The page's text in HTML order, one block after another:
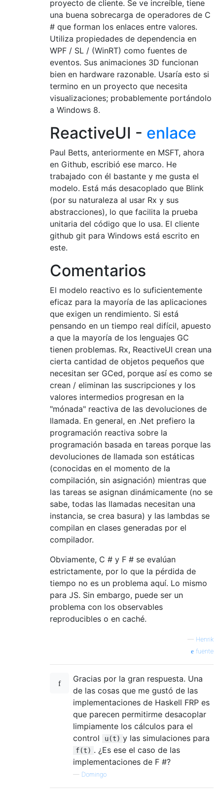
proyecto de cliente. Se ve increíble, tiene
una buena sobrecarga de operadores de C
# que forman los enlaces entre valores.
Utiliza propiedades de dependencia en
WPF / SL / (WinRT) como fuentes de
eventos. Sus animaciones 3D funcionan
bien en hardware razonable. Usaría esto si
termino en un proyecto que necesita
visualizaciones; probablemente portándolo
a Windows 8.
ReactiveUI - enlace
Paul Betts, anteriormente en MSFT, ahora
en Github, escribió ese marco. He
trabajado con él bastante y me gusta el
modelo. Está más desacoplado que Blink
(por su naturaleza al usar Rx y sus
abstracciones), lo que facilita la prueba
unitaria del código que lo usa. El cliente
github git para Windows está escrito en
este.
Comentarios
El modelo reactivo es lo suficientemente
eficaz para la mayoría de las aplicaciones
que exigen un rendimiento. Si está
pensando en un tiempo real difícil, apuesto
a que la mayoría de los lenguajes GC
tienen problemas. Rx, ReactiveUI crean una
cierta cantidad de objetos pequeños que
necesitan ser GCed, porque así es como se
crean / eliminan las suscripciones y los
valores intermedios progresan en la
"mónada" reactiva de las devoluciones de
llamada. En general, en .Net prefiero la
programación reactiva sobre la
programación basada en tareas porque las
devoluciones de llamada son estáticas
(conocidas en el momento de la
compilación, sin asignación) mientras que
las tareas se asignan dinámicamente (no se
sabe, todas las llamadas necesitan una
instancia, se crea basura) y las lambdas se
compilan en clases generadas por el
compilador.
Obviamente, C # y F # se evalúan
estrictamente, por lo que la pérdida de
tiempo no es un problema aquí. Lo mismo
para JS. Sin embargo, puede ser un
problema con los observables
reproducibles o en caché.
— Henrik
fuente
Gracias por la gran respuesta. Una
de las cosas que me gustó de las
implementaciones de Haskell FRP es
que parecen permitirme desacoplar
limpiamente los cálculos para el
control
u(t) y las simulaciones para
f(t) . ¿Es ese el caso de las
implementaciones de F #?
— Domingo